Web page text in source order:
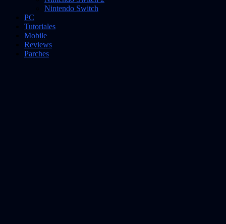
Nintendo Switch
PC
Tutoriales
Mobile
Reviews
Parches